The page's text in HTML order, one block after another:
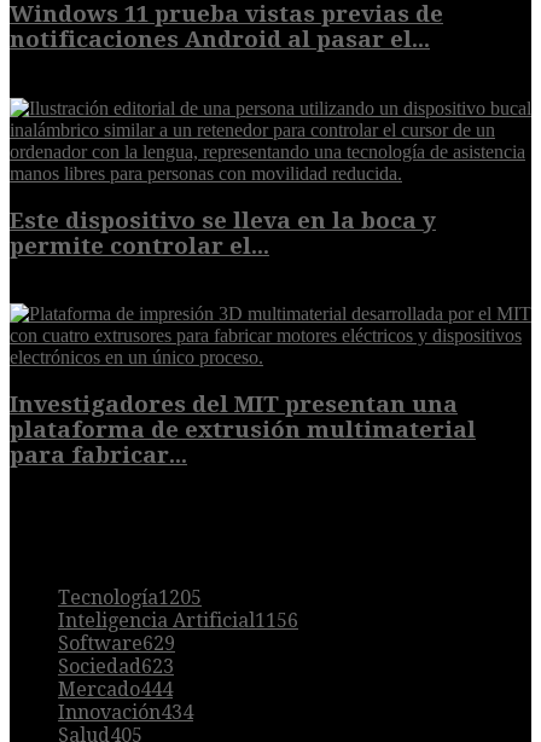
Windows 11 prueba vistas previas de
notificaciones Android al pasar el...
Este dispositivo se lleva en la boca y
permite controlar el...
Investigadores del MIT presentan una
plataforma de extrusión multimaterial
para fabricar...
Tecnología1205
Inteligencia Artificial1156
Software629
Sociedad623
Mercado444
Innovación434
Salud405